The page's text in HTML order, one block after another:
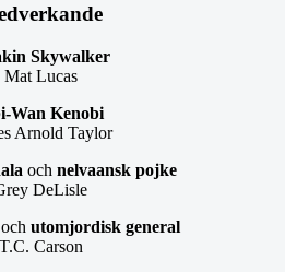
Skywalker
Mat Lucas
Wan Kenobi
Arnold Taylor
och nelvaansk pojke
DeLisle
och utomjordisk general
T.C. Carson